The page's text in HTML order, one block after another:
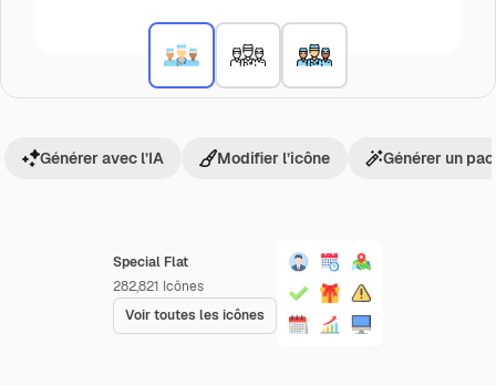
Special Flat
282,821 Icônes
Voir toutes les icônes
Générer avec l’IA Modifier l’icône Générer un